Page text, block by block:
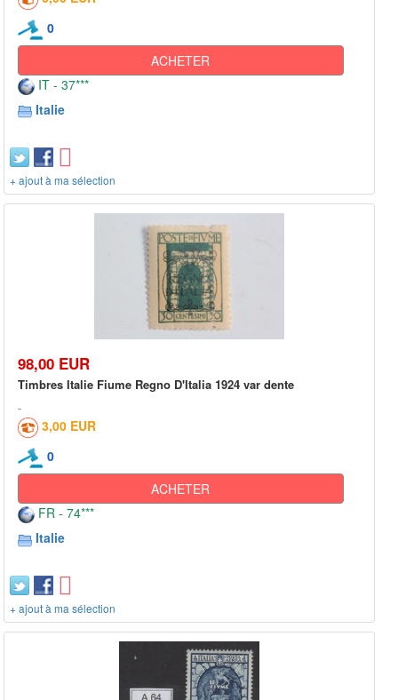
0
ACHETER
IT - 37***
Italie
+ ajout à ma sélection
98,00 EUR
Timbres Italie Fiume Regno D'Italia 1924 var dente
3,00 EUR
0
ACHETER
FR - 74***
Italie
+ ajout à ma sélection